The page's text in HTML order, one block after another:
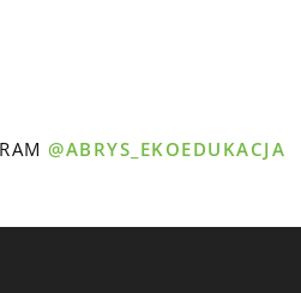
@ABRYS_EKOEDUKACJA